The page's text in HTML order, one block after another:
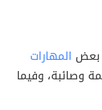
بعض المهارات
وصائبة، وفيما